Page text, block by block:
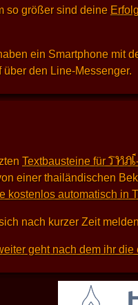
so größer sind deine
ein Smartphone mit
den Line-Messenger.
Textbausteine für THAI
einer thailändischen
kostenlos automatisch in
nach kurzer Zeit
geht nach dem ihr